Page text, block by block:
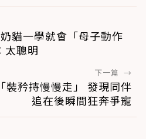
貓一學就會「母子動作
太聰明
下一篇 →
裝矜持慢慢走」 發現同伴
追在後瞬間狂奔爭寵